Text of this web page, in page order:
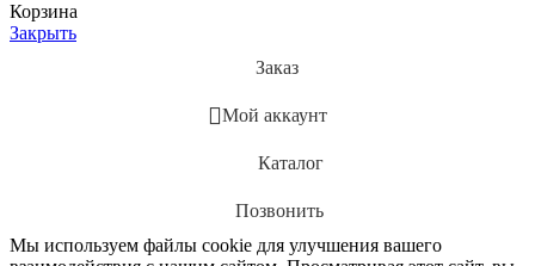
Корзина
Закрыть
Заказ
Мой аккаунт
Каталог
Позвонить
Мы используем файлы cookie для улучшения вашего